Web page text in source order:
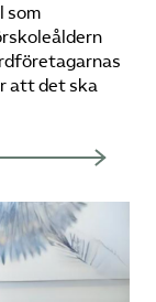
som
att det ska